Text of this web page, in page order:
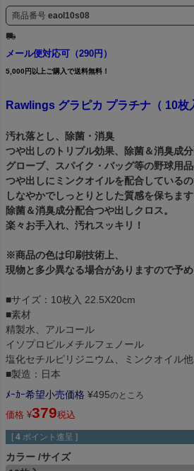
商品番号 eaol10s08
メール便対応可（290円）
5,000円以上ご購入で送料無料！
Rawlings グラピカ プラチナ（ 10枚
汚れ落とし、除菌・消臭
つや出しのトリプル効果、除菌＆消臭成分
グローブ、スパイク・バッグ等の野球用
つや出しにミンクオイルを配合している
しなやかでしっとりとした質感を保ちます
除菌＆消臭成分配合つや出しクロス。
楽々お手入れ、汚れスッキリ！
※商品の色は印刷技術上、
現物と多少異なる場合がありますので予め
■サイズ：10枚入 22.5X20cm
■素材
精製水、アルコール
イソプロピルメチルフェノール
塩化セチルピリジニウム、ミンクオイル他
■製造：日本
ﾒｰｶｰ希望小売価格 ¥495のところ
価格 ¥379税込
[ 4 ポイント進呈 ]
カラー サイズ